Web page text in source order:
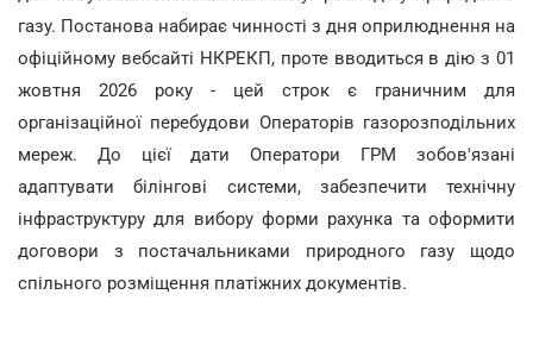
газу. Постанова набирає чинності з дня оприлюднення на
офіційному вебсайті НКРЕКП, проте вводиться в дію з 01
жовтня 2026 року - цей строк є граничним для
організаційної перебудови Операторів газорозподільних
мереж. До цієї дати Оператори ГРМ зобов'язані
адаптувати білінгові системи, забезпечити технічну
інфраструктуру для вибору форми рахунка та оформити
договори з постачальниками природного газу щодо
спільного розміщення платіжних документів.